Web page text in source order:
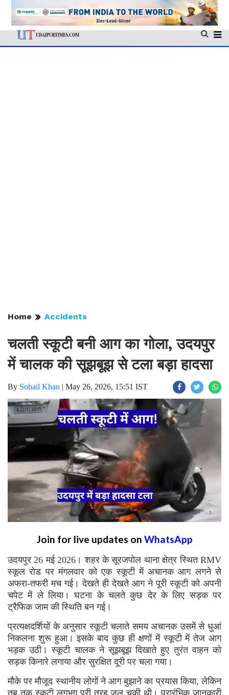
Home Accidents
चलती स्कूटी बनी आग का गोला, उदयपुर
में चालक की सूझबूझ से टला बड़ा हादसा
By Sohail Khan | May 26, 2026, 15:51 IST
Join for live updates onWhatsApp
उदयपुर 26 मई 2026। शहर के सूरजपोल थाना क्षेत्र स्थित RMV
स्कूल रोड पर मंगलवार को एक स्कूटी में अचानक आग लगने से
अफरा-तफरी मच गई। देखते ही देखते आग ने पूरी स्कूटी को अपनी
चपेट में ले लिया। घटना के चलते कुछ देर के लिए सड़क पर
ट्रैफिक जाम की स्थिति बन गई।
प्रत्यक्षदर्शियों के अनुसार स्कूटी चलाते समय अचानक उसमें से धुआं
निकलना शुरू हुआ। इसके बाद कुछ ही क्षणों में स्कूटी में तेज आग
भड़क उठी। स्कूटी चालक ने सूझबूझ दिखाते हुए तुरंत वाहन को
सड़क किनारे लगाया और सुरक्षित दूरी पर चला गया।
मौके पर मौजूद स्थानीय लोगों ने आग बुझाने का प्रयास किया, लेकिन